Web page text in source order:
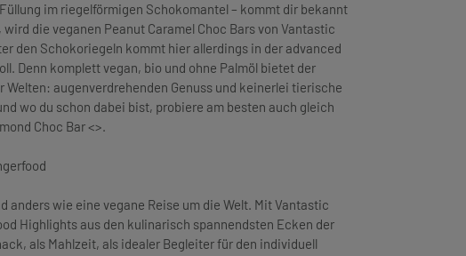
im riegelförmigen Schokomantel – kommt dir bekannt
die veganen Peanut Caramel Choc Bars von Vantastic
den Schokoriegeln kommt hier allerdings in der advanced
Denn komplett vegan, bio und ohne Palmöl bietet der
augenverdrehenden Genuss und keinerlei tierische
wo du schon dabei bist, probiere am besten auch gleich
Choc Bar <>.
anders wie eine vegane Reise um die Welt. Mit Vantastic
Highlights aus den kulinarisch spannendsten Ecken der
als Mahlzeit, als idealer Begleiter für den individuell